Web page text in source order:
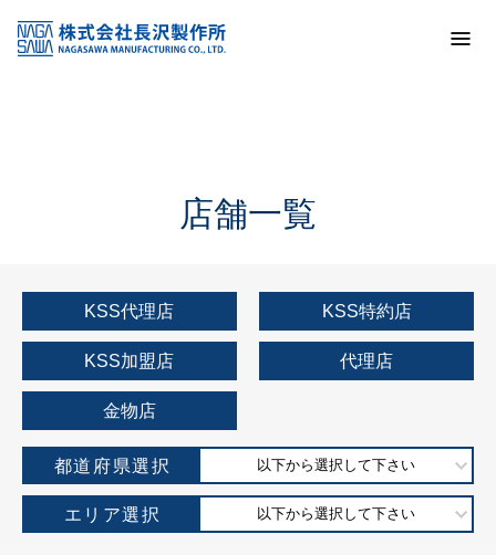
KSS加盟店・取扱店情報
店舗一覧
店舗一覧
KSS代理店 KSS特約店
KSS加盟店 代理店
金物店
都道府県選択 以下から選択して下さい
エリア選択 以下から選択して下さい